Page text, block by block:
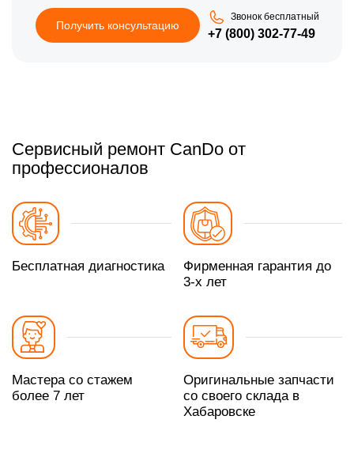
Получить консультацию
Звонок бесплатный
+7 (800) 302-77-49
Сервисный ремонт CanDo от
профессионалов
Бесплатная диагностика
Фирменная гарантия до
3-х лет
Мастера со стажем
более 7 лет
Оригинальные запчасти
со своего склада в
Хабаровске